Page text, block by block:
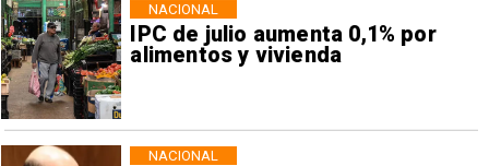
IPC de julio aumenta 0,1% por
alimentos y vivienda
NACIONAL
NACIONAL